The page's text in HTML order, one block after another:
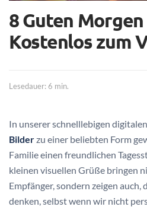
8 Guten
Kostenlos zum
Lesedauer: 6 min.
In unserer schnelllebigen
Bilderzu einer beliebten Form
Familie einen freundlichen
kleinen visuellen Grüße bringen
Empfänger, sondern zeigen auch,
denken, selbst wenn wir nicht